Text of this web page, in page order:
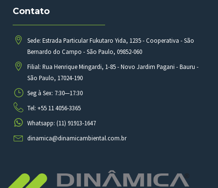
Contato
Sede: Estrada Particular Fukutaro Yida, 1235 - Cooperativa - São
Bernardo do Campo - São Paulo, 09852-060
Filial: Rua Henrique Mingardi, 1-85 - Novo Jardim Pagani - Bauru -
São Paulo, 17024-190
Seg à Sex: 7:30—17:30
Tel: +55 11 4056-3365
Whatsapp: (11) 91913-1647
dinamica@dinamicambiental.com.br